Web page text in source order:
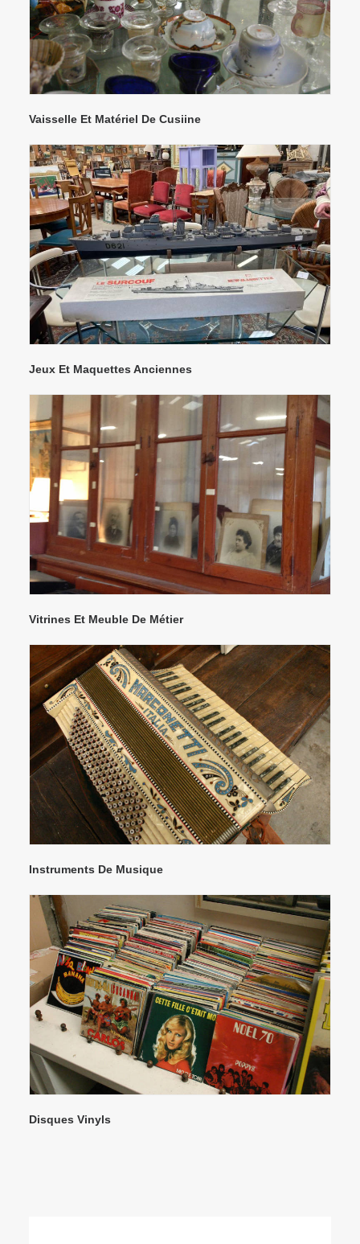
Vaisselle Et Matériel De Cusiine
Jeux Et Maquettes Anciennes
Vitrines Et Meuble De Métier
Instruments De Musique
Disques Vinyls